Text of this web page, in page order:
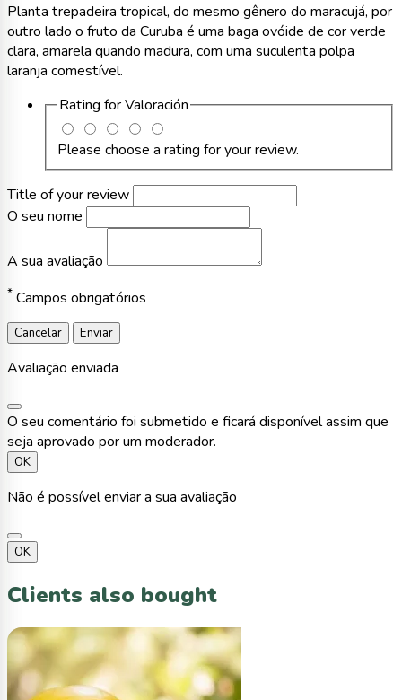
Planta trepadeira tropical, do mesmo gênero do maracujá, por
outro lado o fruto da Curuba é uma baga ovóide de cor verde
clara, amarela quando madura, com uma suculenta polpa
laranja comestível.
Rating forValoración
Please choose a rating for your review.
Title of your review
O seu nome
A sua avaliação
* Campos obrigatórios
Cancelar Enviar
Avaliação enviada
O seu comentário foi submetido e ficará disponível assim que
seja aprovado por um moderador.
OK
Não é possível enviar a sua avaliação
OK
Clients also bought